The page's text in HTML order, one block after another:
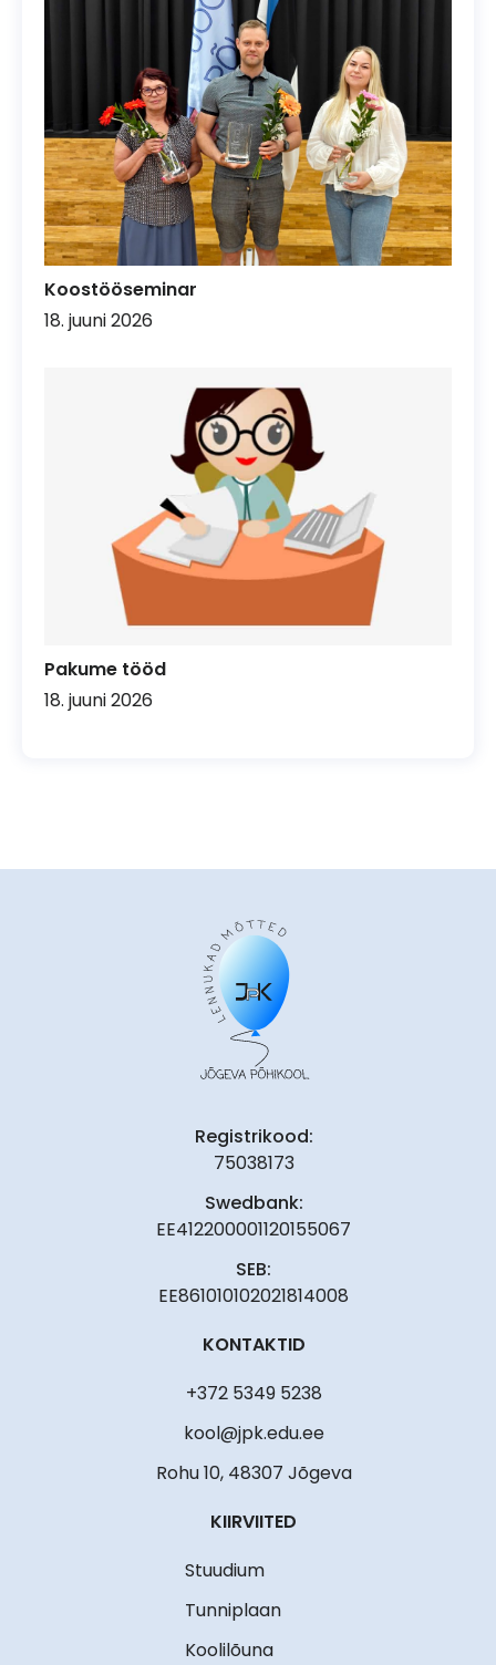
Koostööseminar
18. juuni 2026
Pakume tööd
18. juuni 2026
Registrikood:
75038173
Swedbank:
EE412200001120155067
SEB:
EE861010102021814008
KONTAKTID
+372 5349 5238
kool@jpk.edu.ee
Rohu 10, 48307 Jõgeva
KIIRVIITED
Stuudium
Tunniplaan
Koolilõuna